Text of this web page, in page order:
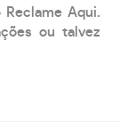
Aqui.
ou talvez